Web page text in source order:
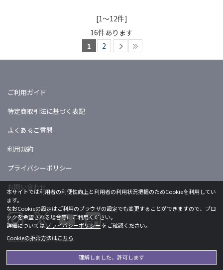
[1～12件]
16件あります
1
2
ご利用ガイド
特定商取引法に基づく表記
よくあるご質問
利用規約
プライバシーポリシー
お問い合わせ
Licensed by khara ©khara
本サイトでは利用者の利便性向上と利用者の利用状況把握のためCookieを利用してい
ます。
なおCookieの設定はご利用のブラウザの設定でも変更することができますので、ブロ
ックを希望される場合等にご利用ください。
詳細についてはプライバシーポリシーをご確認ください。
Cookieの拒否方法はこちら
理解しました、許可します